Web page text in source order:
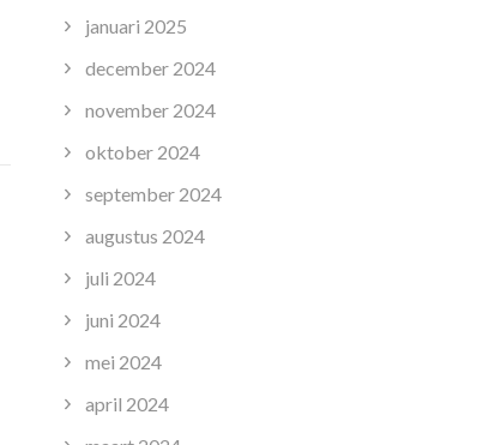
januari 2025
december 2024
november 2024
oktober 2024
september 2024
augustus 2024
juli 2024
juni 2024
mei 2024
april 2024